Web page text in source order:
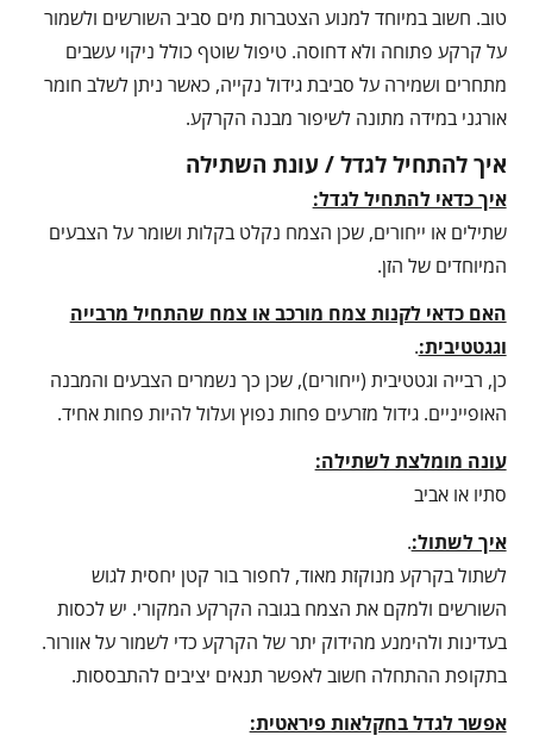
טוב. חשוב במיוחד למנוע הצטברות מים סביב השורשים ולשמור
על קרקע פתוחה ולא דחוסה. טיפול שוטף כולל ניקוי עשבים
מתחרים ושמירה על סביבת גידול נקייה, כאשר ניתן לשלב חומר
אורגני במידה מתונה לשיפור מבנה הקרקע.
איך להתחיל לגדל / עונת השתילה
איך כדאי להתחיל לגדל:
שתילים או ייחורים, שכן הצמח נקלט בקלות ושומר על הצבעים
המיוחדים של הזן.
האם כדאי לקנות צמח מורכב או צמח שהתחיל מרבייה
וגגטטיבית:.
כן, רבייה וגטטיבית (ייחורים), שכן כך נשמרים הצבעים והמבנה
האופייניים. גידול מזרעים פחות נפוץ ועלול להיות פחות אחיד.
עונה מומלצת לשתילה:
סתיו או אביב
איך לשתול:.
לשתול בקרקע מנוקזת מאוד, לחפור בור קטן יחסית לגוש
השורשים ולמקם את הצמח בגובה הקרקע המקורי. יש לכסות
בעדינות ולהימנע מהידוק יתר של הקרקע כדי לשמור על אוורור.
בתקופת ההתחלה חשוב לאפשר תנאים יציבים להתבססות.
אפשר לגדל בחקלאות פיראטית: